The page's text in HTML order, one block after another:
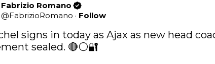
Fabrizio Romano
@FabrizioRomano · Follow
signs in today as Ajax as new head
sealed. 🔴⚪️🔐